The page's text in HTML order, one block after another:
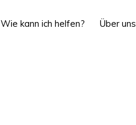
Wie kann ich helfen? Über uns